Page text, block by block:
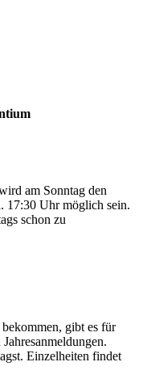
am Sonntag den
17:30 Uhr möglich sein.
schon zu
gibt es für
Einzelheiten findet